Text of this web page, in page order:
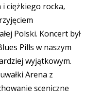
ciężkiego rocka,
Polski. Koncert był
Pills w naszym
wyjątkowym.
Arena z
sceniczne